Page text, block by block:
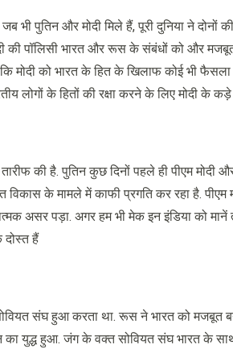
भी पुतिन और मोदी मिले हैं, पूरी दुनिया ने
की पॉलिसी भारत और रूस के संबंधों को और
मोदी को भारत के हित के खिलाफ कोई भी
लोगों के हितों की रक्षा करने के लिए मोदी के
की है. पुतिन कुछ दिनों पहले ही पीएम
विकास के मामले में काफी प्रगति कर रहा है.
असर पड़ा. अगर हम भी मेक इन इंडिया को मानें
हैं
संघ हुआ करता था. रूस ने भारत को मजबूत
का युद्ध हुआ. जंग के वक्त सोवियत संघ भारत के